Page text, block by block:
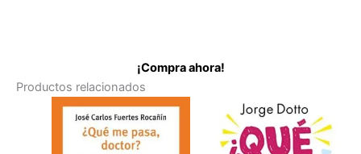
¡Compra ahora!
Productos relacionados